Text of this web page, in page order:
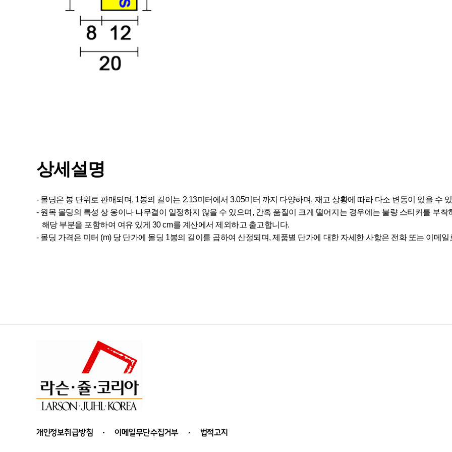
상세설명
- 몰딩은 봉 단위로 판매되며, 1봉의 길이는 2.13미터에서 3.05미터 까지 다양하며, 재고 상황에 따라 다소 변동이 있을 수
- 원목 몰딩의 특성 상 옹이나 나무결이 일정하지 않을 수 있으며, 간혹 품질이 크게 떨어지는 경우에는 불량 스티커를 부착
해당 부분을 포함하여 여유 있게 30 cm를 계산에서 제외하고 출고합니다.
- 몰딩 가격은 미터 (m) 당 단가에 몰딩 1봉의 길이를 곱하여 산정되며, 제품별 단가에 대한 자세한 사항은 전화 또는 이메
개인정보취급방침 이메일무단수집거부 법적고지